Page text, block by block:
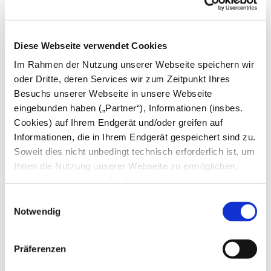
Diese Webseite verwendet Cookies
Im Rahmen der Nutzung unserer Webseite speichern wir
oder Dritte, deren Services wir zum Zeitpunkt Ihres
Besuchs unserer Webseite in unsere Webseite
eingebunden haben („Partner“), Informationen (insbes.
Cookies) auf Ihrem Endgerät und/oder greifen auf
Informationen, die in Ihrem Endgerät gespeichert sind zu.
Soweit dies nicht unbedingt technisch erforderlich ist, um
Ihnen die Nutzung unserer Webseite zu ermöglichen,
Erstellung von Statistiken über die Nutzung unserer
Webseite für uns, aber auch für die Partner zur eigenen
Nutzung. Details hierzu, insbesondere auch zu den
verarbeiteten Kategorien personenbezogener Daten und
Notwendig
Präferenzen
Mai
März
Februar
Januar
2024
Dezember
November
Oktober
September
August
Juli
Mai
März
Februar
2023